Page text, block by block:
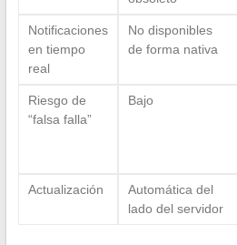
Notificaciones
en tiempo
real
No disponibles
de forma nativa
Riesgo de
“falsa falla”
Bajo
Actualización
Automática del
lado del servidor